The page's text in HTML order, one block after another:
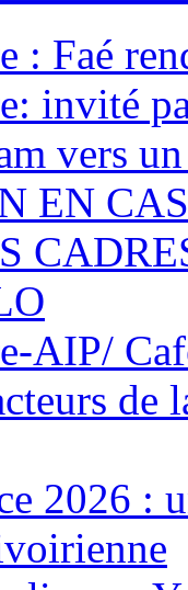
: Faé
invité
vers
EN
AIP/
de
2026 :